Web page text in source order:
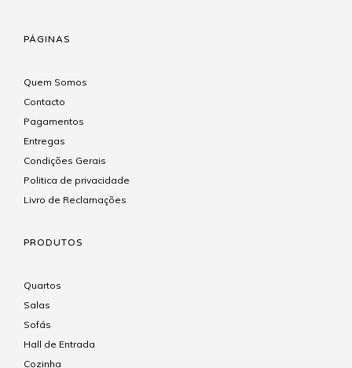
PÁGINAS
Quem Somos
Contacto
Pagamentos
Entregas
Condições Gerais
Politica de privacidade
Livro de Reclamações
PRODUTOS
Quartos
Salas
Sofás
Hall de Entrada
Cozinha